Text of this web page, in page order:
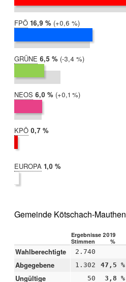
FPÖ 2019:
16,9 %
2014:
16,3 %
Differenz:
+0,6 %
GRÜNE 2019:
6,5 %
2014:
9,9 %
Differenz:
-3,4 %
NEOS 2019:
6,0 %
2014:
5,9 %
Differenz:
+0,1 %
KPÖ 2019:
0,7 %
EUROPA 2019:
1,0 %
Gemeinde Kötschach-Mauthen
Ergebnisse 2019
Stimmen
%
Wahlberechtigte 2.740
Abgegebene 1.302 47,5 %
Ungültige 50 3,8 %